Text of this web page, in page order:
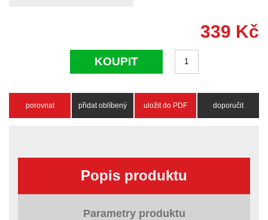
339 Kč
KOUPIT
porovnat přidat oblíbený uložit do PDF doporučit
Popis produktu
Parametry produktu